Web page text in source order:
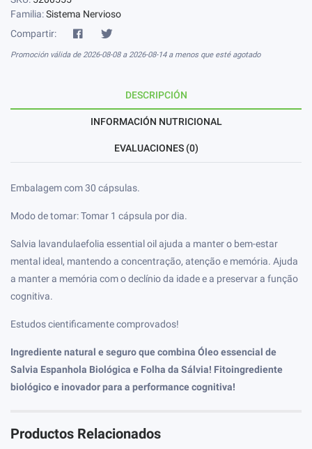
Familia:Sistema Nervioso
Compartir:
Promoción válida de 2026-08-08 a 2026-08-14 a menos que esté agotado
DESCRIPCIÓN
INFORMACIÓN NUTRICIONAL
EVALUACIONES (0)
Embalagem com 30 cápsulas.
Modo de tomar: Tomar 1 cápsula por dia.
Salvia lavandulaefolia essential oil ajuda a manter o bem-estar
mental ideal, mantendo a concentração, atenção e memória. Ajuda
a manter a memória com o declínio da idade e a preservar a função
cognitiva.
Estudos cientificamente comprovados!
Ingrediente natural e seguro que combina Óleo essencial de
Salvia Espanhola Biológica e Folha da Sálvia! Fitoingrediente
biológico e inovador para a performance cognitiva!
Productos Relacionados